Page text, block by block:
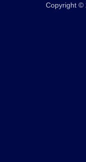
Copyright ©